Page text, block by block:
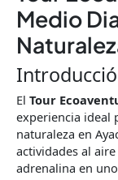
Medio
El Tour
experiencia ideal
naturaleza en
actividades al
adrenalina en